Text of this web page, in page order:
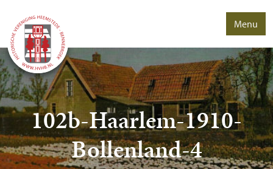
Menu
102b-Haarlem-1910-
Bollenland-4